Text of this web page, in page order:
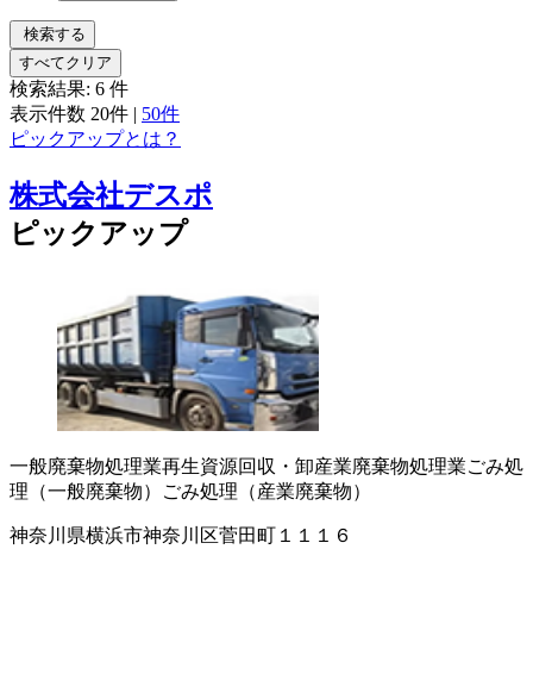
検索する
すべてクリア
検索結果: 6 件
表示件数 20件 | 50件
ピックアップとは？
株式会社デスポ
ピックアップ
一般廃棄物処理業再生資源回収・卸産業廃棄物処理業ごみ処
理（一般廃棄物）
ごみ処理（産業廃棄物）
神奈川県横浜市神奈川区菅田町１１１６